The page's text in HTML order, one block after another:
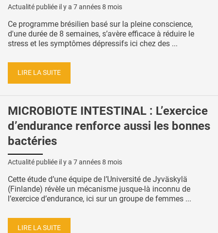
Actualité publiée il y a 7 années 8 mois
Ce programme brésilien basé sur la pleine conscience,
d'une durée de 8 semaines, s’avère efficace à réduire le
stress et les symptômes dépressifs ici chez des ...
LIRE LA SUITE
MICROBIOTE INTESTINAL : L’exercice
d’endurance renforce aussi les bonnes
bactéries
Actualité publiée il y a 7 années 8 mois
Cette étude d’une équipe de l’Université de Jyväskylä
(Finlande) révèle un mécanisme jusque-là inconnu de
l’exercice d’endurance, ici sur un groupe de femmes ...
LIRE LA SUITE